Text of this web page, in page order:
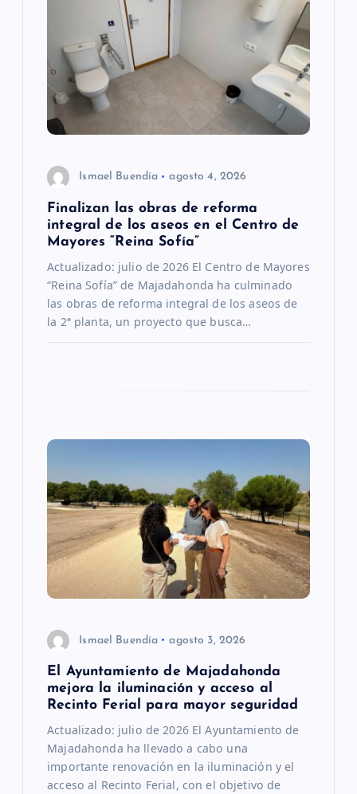
Ismael Buendía agosto 4, 2026
Finalizan las obras de reforma
integral de los aseos en el Centro de
Mayores “Reina Sofía”
Actualizado: julio de 2026 El Centro de Mayores
“Reina Sofía” de Majadahonda ha culminado
las obras de reforma integral de los aseos de
la 2ª planta, un proyecto que busca…
Ismael Buendía agosto 3, 2026
El Ayuntamiento de Majadahonda
mejora la iluminación y acceso al
Recinto Ferial para mayor seguridad
Actualizado: julio de 2026 El Ayuntamiento de
Majadahonda ha llevado a cabo una
importante renovación en la iluminación y el
acceso al Recinto Ferial, con el objetivo de